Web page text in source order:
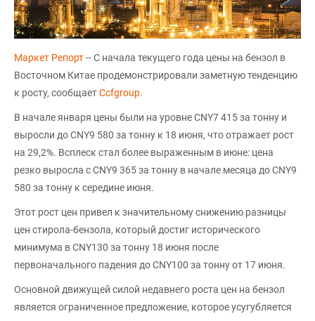
Маркет Репорт-- С начала текущего года цены на бензол в
Восточном Китае продемонстрировали заметную тенденцию
к росту, сообщаетСcfgroup.
В начале января цены были на уровне CNY7 415 за тонну и
выросли до CNY9 580 за тонну к 18 июня, что отражает рост
на 29,2%. Всплеск стал более выраженным в июне: цена
резко выросла с CNY9 365 за тонну в начале месяца до CNY9
580 за тонну к середине июня.
Этот рост цен привел к значительному снижению разницы
цен стирола-бензола, который достиг исторического
минимума в CNY130 за тонну 18 июня после
первоначального падения до CNY100 за тонну от 17 июня.
Основной движущей силой недавнего роста цен на бензол
является ограниченное предложение, которое усугубляется